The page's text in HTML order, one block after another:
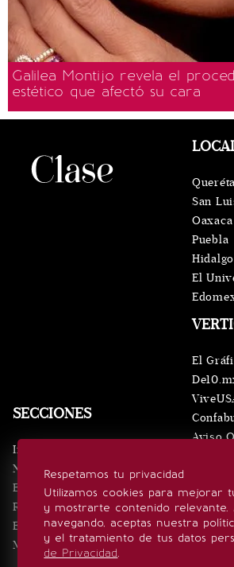
Galilea Montijo revela el
estético que afectó su cara
Respetamos tu privacidad
Utilizamos cookies para mejorar
y mostrarte contenido relevante.
navegando, aceptas nuestra
y el tratamiento de tus datos
de Privacidad.
SECCIONES
Inicio
Noticias
Eventos
Realeza
Estilo de vida
Minuto x Minuto
El
Aviso
San
Oaxaca
Puebla
Hidalgo
El